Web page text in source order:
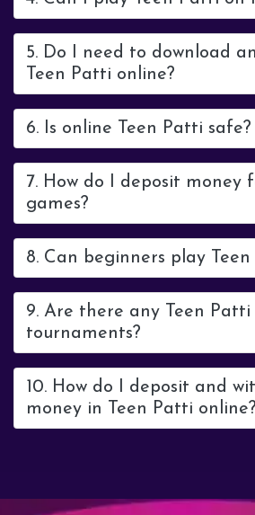
5. Do I need to download
Teen Patti online?
6. Is online Teen Patti safe?
7. How do I deposit money
games?
8. Can beginners play
9. Are there any Teen Patti
tournaments?
10. How do I deposit and
money in Teen Patti online?